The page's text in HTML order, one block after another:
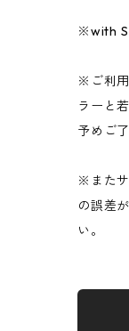
※with
※ご利
ラーと
予めご
※また
の誤差
い。